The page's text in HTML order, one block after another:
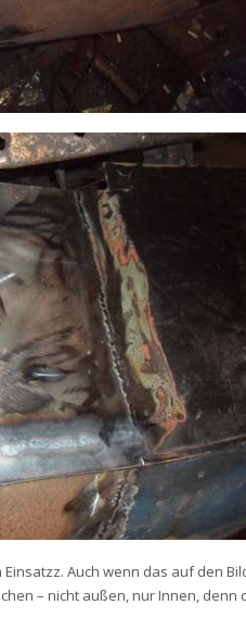
Auch wenn das auf den
– nicht außen, nur Innen,